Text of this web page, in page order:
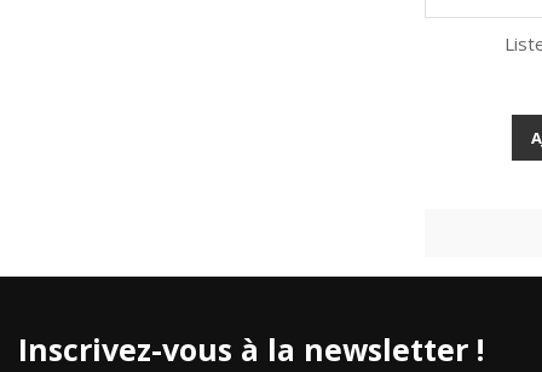
Inscrivez-vous à la newsletter !